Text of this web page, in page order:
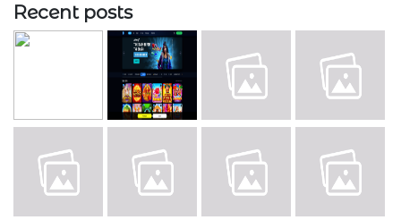
Recent posts